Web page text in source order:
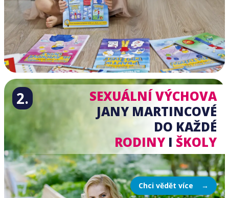
2.
SEXUÁLNÍ VÝCHOVA
JANY MARTINCOVÉ
DO KAŽDÉ
RODINY I ŠKOLY
Chci vědět více